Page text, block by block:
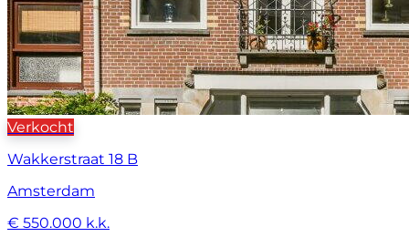
Verkocht
Wakkerstraat 18 B
Amsterdam
€ 550.000 k.k.